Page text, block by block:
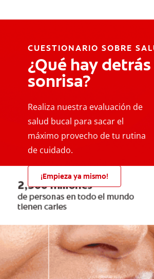
CUESTIONARIO SOBRE
¿Qué hay
sonrisa?
Realiza nuestra evaluación de
salud bucal para sacar el
máximo provecho de tu rutina
de cuidado.
¡Empieza ya mismo!